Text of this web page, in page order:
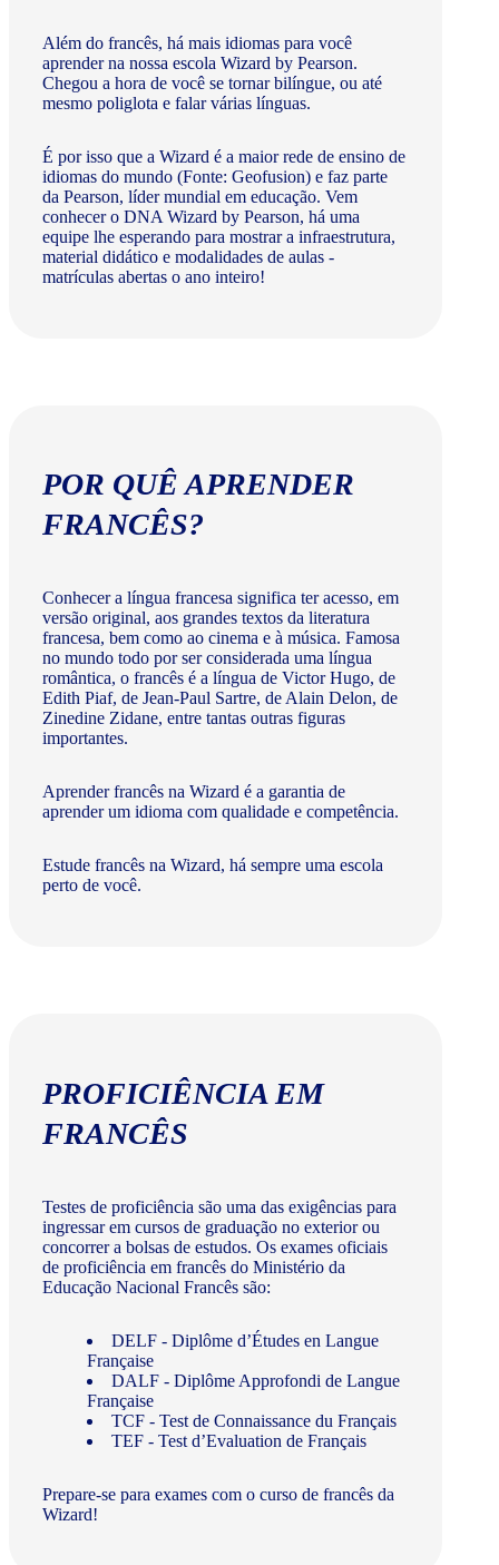
Além do francês, há mais idiomas para você
aprender na nossa escola Wizard by Pearson.
Chegou a hora de você se tornar bilíngue, ou até
mesmo poliglota e falar várias línguas.
É por isso que a Wizard é a maior rede de ensino de
idiomas do mundo (Fonte: Geofusion) e faz parte
da Pearson, líder mundial em educação. Vem
conhecer o DNA Wizard by Pearson, há uma
equipe lhe esperando para mostrar a infraestrutura,
material didático e modalidades de aulas -
matrículas abertas o ano inteiro!
POR QUÊ APRENDER
FRANCÊS?
Conhecer a língua francesa significa ter acesso, em
versão original, aos grandes textos da literatura
francesa, bem como ao cinema e à música. Famosa
no mundo todo por ser considerada uma língua
romântica, o francês é a língua de Victor Hugo, de
Edith Piaf, de Jean-Paul Sartre, de Alain Delon, de
Zinedine Zidane, entre tantas outras figuras
importantes.
Aprender francês na Wizard é a garantia de
aprender um idioma com qualidade e competência.
Estude francês na Wizard, há sempre uma escola
perto de você.
PROFICIÊNCIA EM
FRANCÊS
Testes de proficiência são uma das exigências para
ingressar em cursos de graduação no exterior ou
concorrer a bolsas de estudos. Os exames oficiais
de proficiência em francês do Ministério da
Educação Nacional Francês são:
DELF - Diplôme d’Études en Langue
Française
DALF - Diplôme Approfondi de Langue
Française
TCF - Test de Connaissance du Français
TEF - Test d’Evaluation de Français
Prepare-se para exames com o curso de francês da
Wizard!